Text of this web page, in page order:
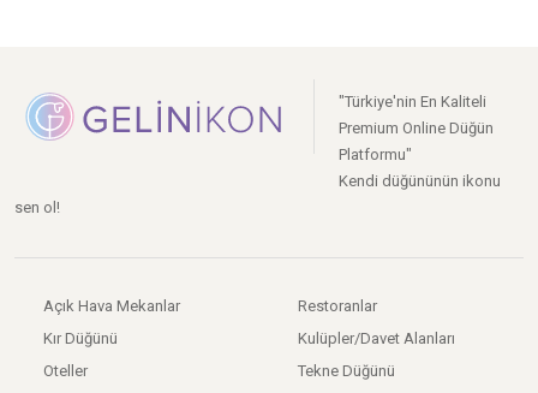
"Türkiye'nin En Kaliteli
Premium Online Düğün
Platformu"
Kendi düğününün ikonu
sen ol!
Açık Hava Mekanlar
Kır Düğünü
Oteller
Restoranlar
Kulüpler/Davet Alanları
Tekne Düğünü